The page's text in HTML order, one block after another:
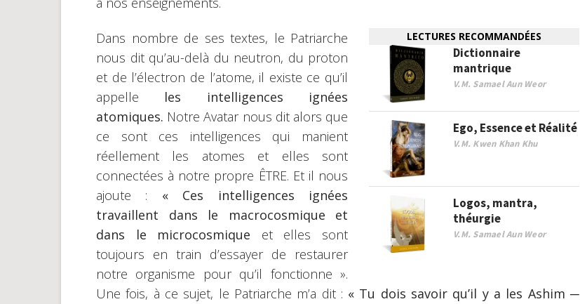
LECTURES RECOMMANDÉES
Dictionnaire
mantrique
V.M. Samael Aun Weor
Ego, Essence et Réalité
V.M. Kwen Khan Khu
Logos, mantra,
théurgie
V.M. Samael Aun Weor
Dans nombre de ses textes, le Patriarche
nous dit qu’au-delà du neutron, du proton
et de l’électron de l’atome, il existe ce qu’il
appelle les intelligences ignées
atomiques. Notre Avatar nous dit alors que
ce sont ces intelligences qui manient
réellement les atomes et elles sont
connectées à notre propre ÊTRE. Et il nous
ajoute : « Ces intelligences ignées
travaillent dans le macrocosmique et
dans le microcosmique et elles sont
toujours en train d’essayer de restaurer
notre organisme pour qu’il fonctionne ».
Une fois, à ce sujet, le Patriarche m’a dit : « Tu dois savoir qu’il y a les Ashim─